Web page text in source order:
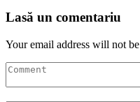
Lasă un comentariu
Your email address will not